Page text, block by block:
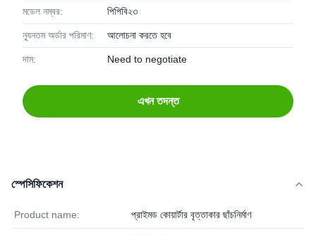
মডেল নম্বর: পিপিবি২৩
ন্যূনতম অর্ডার পরিমাণ: আলোচনা করতে হবে
দাম: Need to negotiate
এখন তদন্ত
স্পেসিফিকেশন
Product name: প্রাইমড কোয়ার্টার বৃত্তাকার ছাঁচনির্মাণ